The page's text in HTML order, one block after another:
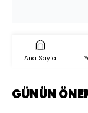
Ana Sayfa
GÜNÜN